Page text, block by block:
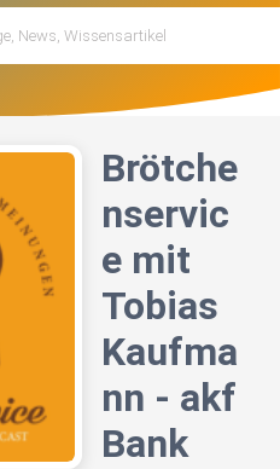
Brötche
nservic
e mit
Tobias
Kaufma
nn - akf
Bank